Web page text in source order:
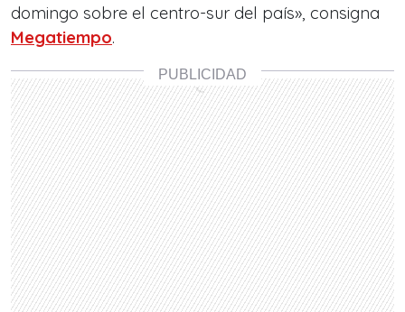
domingo sobre el centro-sur del país», consigna
Megatiempo.